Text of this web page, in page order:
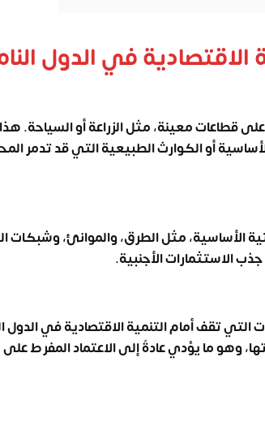
الاقتصادية في الدول
قطاعات معينة، مثل الزراعة أو السياحة.
أو الكوارث الطبيعية التي قد تدمر
مثل الطرق، والموانئ، وشبكات
الاستثمارات الأجنبية.
التي تقف أمامالتنمية الاقتصادية في الدول
وهو ما يؤدي عادةً إلى الاعتماد المفرط